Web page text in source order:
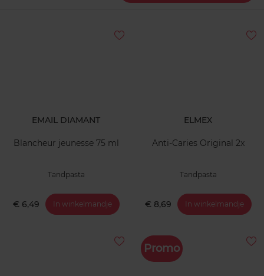
EMAIL DIAMANT
Blancheur jeunesse 75 ml
Tandpasta
€ 6,49 In winkelmandje
ELMEX
Anti-Caries Original 2x
Tandpasta
€ 8,69 In winkelmandje
Promo